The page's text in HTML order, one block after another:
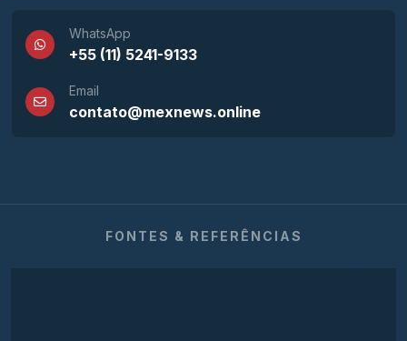
WhatsApp
+55 (11) 5241-9133
Email
contato@mexnews.online
FONTES & REFERÊNCIAS